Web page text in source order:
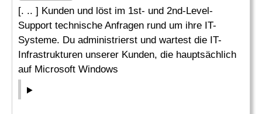
[. .. ] Kunden und löst im 1st- und 2nd-Level-
Support technische Anfragen rund um ihre IT-
Systeme. Du administrierst und wartest die IT-
Infrastrukturen unserer Kunden, die hauptsächlich
auf Microsoft Windows